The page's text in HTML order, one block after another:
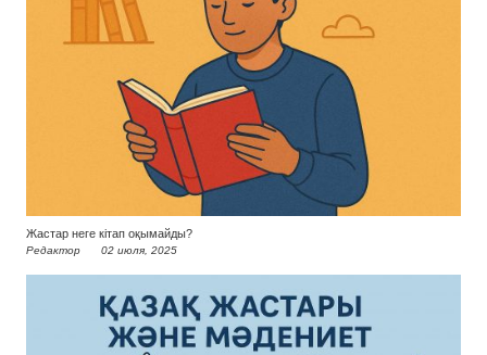
Жастар неге кітап оқымайды?
Редактор 02 июля, 2025